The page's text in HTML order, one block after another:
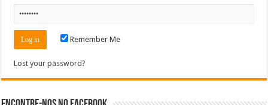
Remember Me
Lost your password?